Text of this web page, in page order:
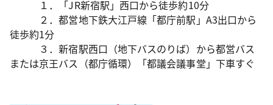
１．「JR新宿駅」西口から徒歩約10分
２．都営地下鉄大江戸線「都庁前駅」A3出口から
徒歩約1分
３．新宿駅西口（地下バスのりば）から都営バス
または京王バス（都庁循環）「都議会議事堂」下車すぐ